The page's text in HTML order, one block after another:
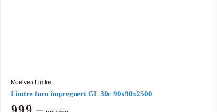
Moelven Limtre
Limtre furu impregnert GL 30c 90x90x2500